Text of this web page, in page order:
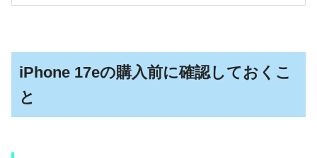
iPhone 17eの購入前に確認しておくこ
と